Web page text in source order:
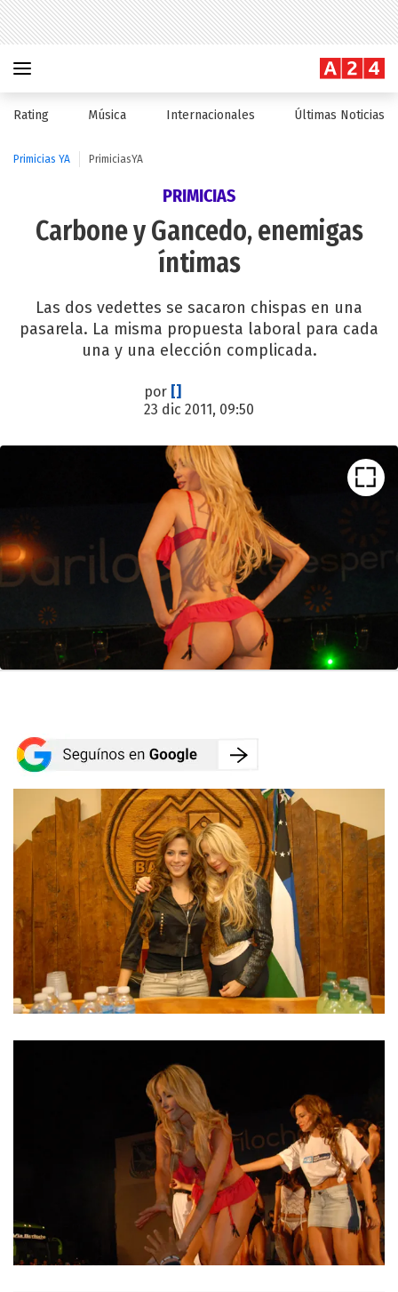
Rating Música Internacionales Últimas Noticias
Primicias YA PrimiciasYA
PRIMICIAS
Carbone y Gancedo, enemigas
íntimas
Las dos vedettes se sacaron chispas en una
pasarela. La misma propuesta laboral para cada
una y una elección complicada.
por []
23 dic 2011, 09:50